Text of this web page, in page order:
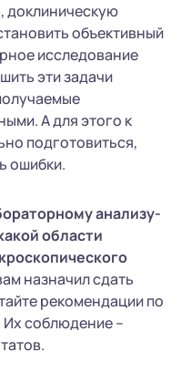
доклиническую
объективный
исследование
эти задачи
А для этого к
подготовиться,
ошибки.
анализу-
области
назначил сдать
рекомендации по
Их соблюдение –